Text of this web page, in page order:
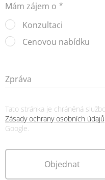
Mám zájem o
Konzultaci
Cenovou nabídku
Zpráva
Tato stránka je chráněná
Zásady ochrany osobních údajů
Google.
Objednat